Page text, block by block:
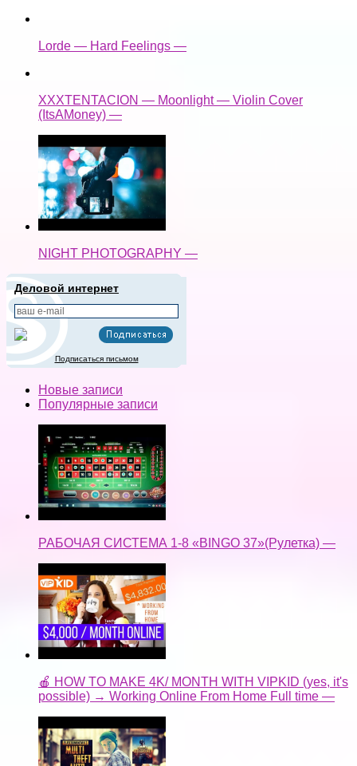
Lorde — Hard Feelings —
XXXTENTACION — Moonlight — Violin Cover
(ItsAMoney) —
NIGHT PHOTOGRAPHY —
Деловой интернет
Подписаться письмом
Новые записи
Популярные записи
РАБОЧАЯ СИСТЕМА 1-8 «BINGO 37»(Рулетка) —
🍎 HOW TO MAKE 4K/ MONTH WITH VIPKID (yes, it's
possible) → Working Online From Home Full time —